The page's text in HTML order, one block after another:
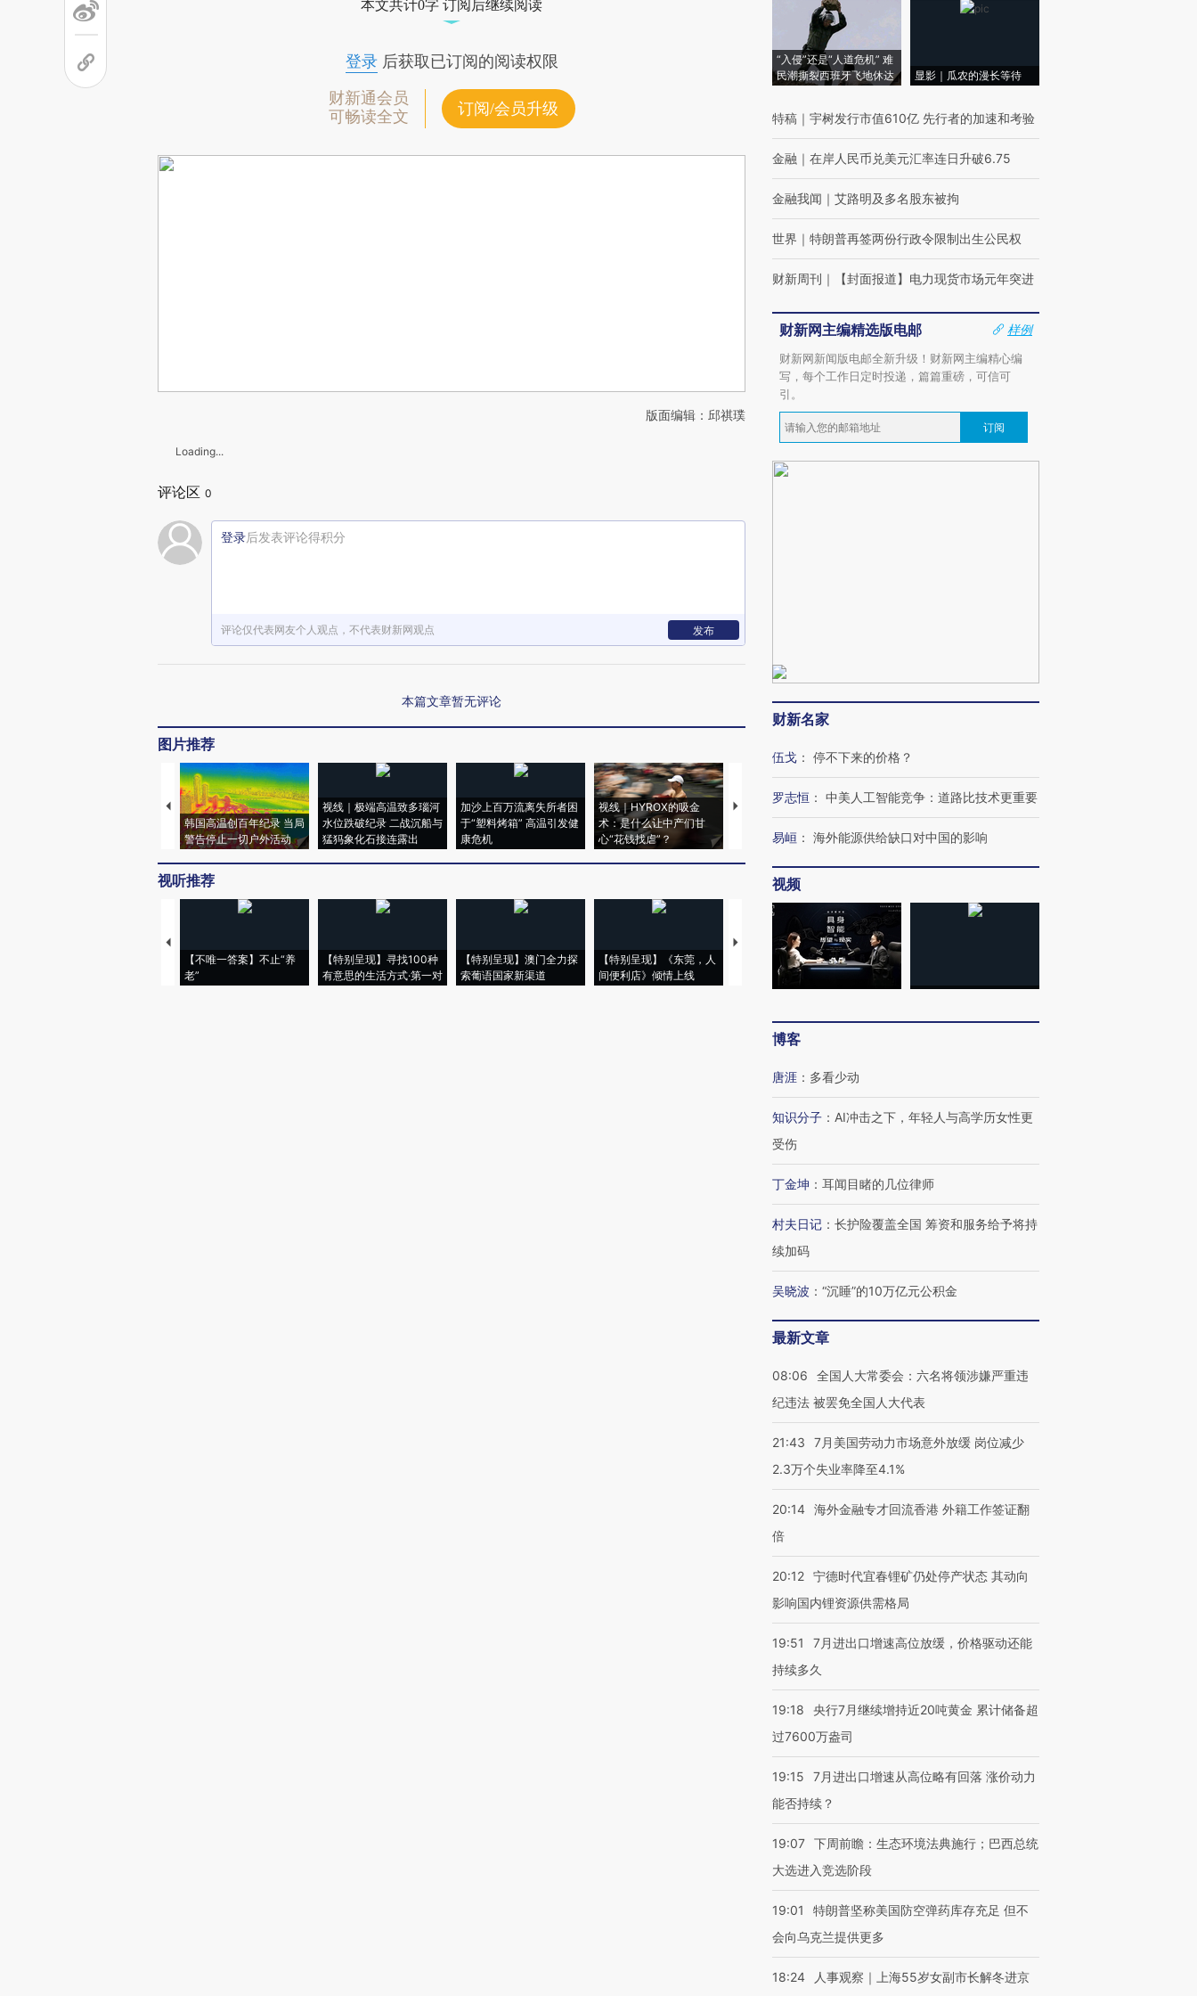
本文共计0字 订阅后继续阅读
登录后获取已订阅的阅读权限
财新通会员
可畅读全文
订阅/会员升级
版面编辑：邱祺璞
Loading...
评论区 0
登录后发表评论得积分
评论仅代表网友个人观点，不代表财新网观点 发布
本篇文章暂无评论
图片推荐
韩国高温创百年纪录 当局
警告停止一切户外活动
视线｜极端高温致多瑙河
水位跌破纪录 二战沉船与
猛犸象化石接连露出
加沙上百万流离失所者困
于“塑料烤箱” 高温引发健
康危机
视线｜HYROX的吸金
术：是什么让中产们甘
心“花钱找虐”？
马航飞行员跨国走私7万
视线｜被称为“蟑螂”的印
育部长拱下台
视线｜“入侵”还是“人道危
视听推荐
【不唯一答案】不止“养
老”
【特别呈现】寻找100种
有意思的生活方式·第一对
【特别呈现】澳门全力探
索葡语国家新渠道
【特别呈现】《东莞，人
间便利店》倾情上线
【推广】走进第四届链博
会，让数智科技“链”接产
【特别呈现】寻找100种
有意思的生活方式·第三对
“入侵”还是“人道危机” 难
民潮撕裂西班牙飞地休达
显影｜瓜农的漫长等待
特稿 ｜ 宇树发行市值610亿 先行者的加速和考验
金融 ｜ 在岸人民币兑美元汇率连日升破6.75
金融我闻 ｜ 艾路明及多名股东被拘
世界 ｜ 特朗普再签两份行政令限制出生公民权
财新周刊 ｜ 【封面报道】电力现货市场元年突进
财新网主编精选版电邮
样例
财新网新闻版电邮全新升级！财新网主编精心编
写，每个工作日定时投递，篇篇重磅，可信可
引。
订阅
财新名家
伍戈 ： 停不下来的价格？
罗志恒 ： 中美人工智能竞争：道路比技术更重要
易峘 ： 海外能源供给缺口对中国的影响
视频
博客
唐涯 ： 多看少动
知识分子 ： AI冲击之下，年轻人与高学历女性更
受伤
丁金坤 ： 耳闻目睹的几位律师
村夫日记 ： 长护险覆盖全国 筹资和服务给予将持
续加码
吴晓波 ： “沉睡”的10万亿元公积金
最新文章
08:06
全国人大常委会：六名将领涉嫌严重违
纪违法 被罢免全国人大代表
21:43
7月美国劳动力市场意外放缓 岗位减少
2.3万个失业率降至4.1%
20:14 海外金融专才回流香港 外籍工作签证翻
倍
20:12 宁德时代宜春锂矿仍处停产状态 其动向
影响国内锂资源供需格局
19:51
7月进出口增速高位放缓，价格驱动还能
持续多久
19:18
央行7月继续增持近20吨黄金 累计储备超
过7600万盎司
19:15
7月进出口增速从高位略有回落 涨价动力
能否持续？
19:07 下周前瞻：生态环境法典施行；巴西总统
大选进入竞选阶段
19:01
特朗普坚称美国防空弹药库存充足 但不
会向乌克兰提供更多
18:24 人事观察｜上海55岁女副市长解冬进京